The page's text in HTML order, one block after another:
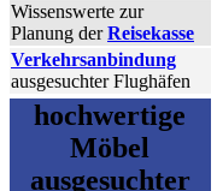
Wissenswerte zur
Planung derReisekasse
Verkehrsanbindung
ausgesuchter Flughäfen
hochwertige
Möbel
ausgesuchter